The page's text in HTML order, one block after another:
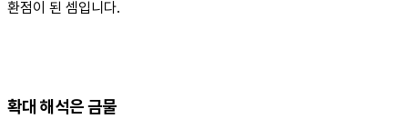
환점이 된 셈입니다.
확대 해석은 금물